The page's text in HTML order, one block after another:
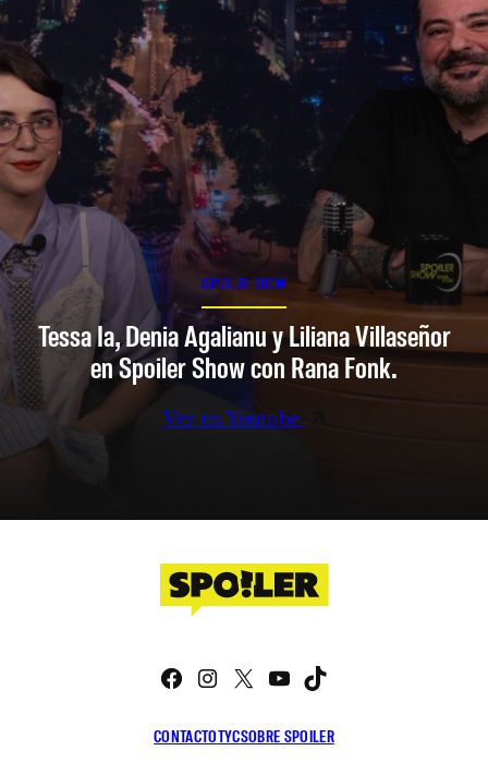
SPOILER SHOW
Tessa Ia, Denia Agalianu y Liliana Villaseñor
en Spoiler Show con Rana Fonk.
Ver en Youtube
CONTACTOTYCSOBRE SPOILER
Facebook
Instagram
X YouTube